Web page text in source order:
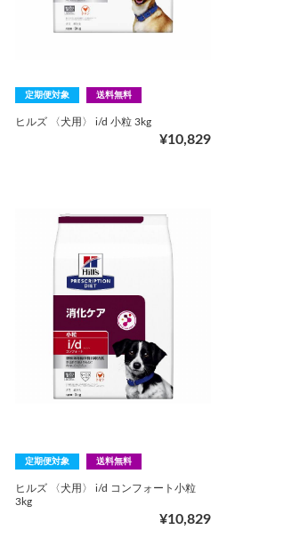
定期便対象 送料無料
ヒルズ 〈犬用〉 i/d 小粒 3kg
¥10,829
定期便対象 送料無料
ヒルズ 〈犬用〉 i/d コンフォート小粒
3kg
¥10,829